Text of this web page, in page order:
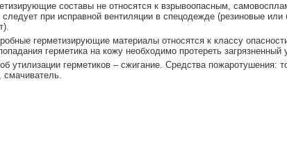
составы не относятся к взрывоопасным,
следует при исправной вентиляции в спецодежде (резиновые
герметизирующие материалы относятся к классу
герметика на кожу необходимо протереть
утилизации герметиков – сжигание. Средства пожаротушения:
смачиватель.